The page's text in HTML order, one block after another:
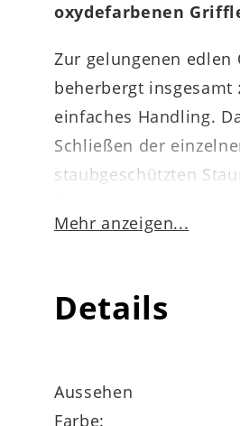
oxydefarbenen
Zur gelungenen
beherbergt insgesamt
einfaches Handling.
Schließen der
staubgeschützten
die Möglichkeit, Ihr
Mehr anzeigen...
Details
Aussehen
Farbe: